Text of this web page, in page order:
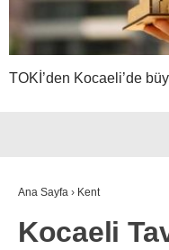
TOKİ’den Kocaeli’de
Ana Sayfa › Kent
Kocaeli